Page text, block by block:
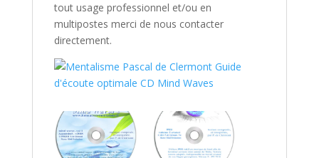
tout usage professionnel et/ou en
multipostes merci de nous contacter
directement.